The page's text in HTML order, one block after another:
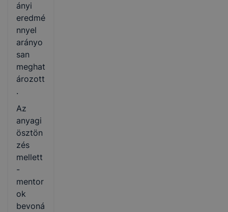
ányi
eredmé
nnyel
arányo
san
meghat
ározott
.
Az
anyagi
ösztön
zés
mellett
-
mentor
ok
bevoná